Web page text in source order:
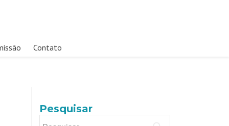
Contato
Pesquisar